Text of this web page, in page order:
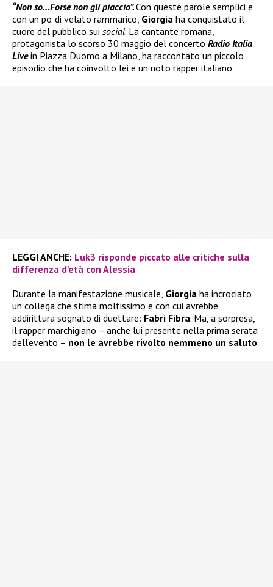
“Non so…Forse non gli piaccio”.Con queste parole semplici e
con un po’ di velato rammarico, Giorgia ha conquistato il
cuore del pubblico sui social. La cantante romana,
protagonista lo scorso 30 maggio del concerto Radio Italia
Live in Piazza Duomo a Milano, ha raccontato un piccolo
episodio che ha coinvolto lei e un noto rapper italiano.
LEGGI ANCHE: Luk3 risponde piccato alle critiche sulla
differenza d’età con Alessia
Durante la manifestazione musicale, Giorgia ha incrociato
un collega che stima moltissimo e con cui avrebbe
addirittura sognato di duettare: Fabri Fibra. Ma, a sorpresa,
il rapper marchigiano – anche lui presente nella prima serata
dell’evento – non le avrebbe rivolto nemmeno un saluto.